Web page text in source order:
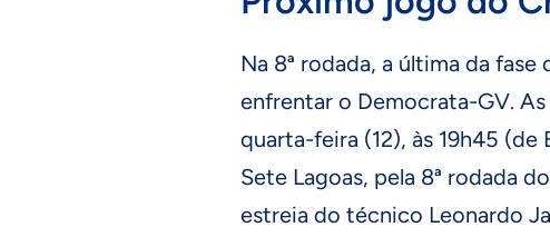
Na 8ª rodada, a última da
enfrentar o Democrata-GV.
quarta-feira (12), às 19h45 (de
Sete Lagoas, pela 8ª rodada
estreia do técnico Leonardo